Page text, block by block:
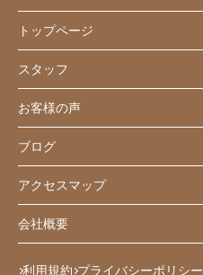
トップページ
スタッフ
お客様の声
ブログ
アクセスマップ
会社概要
利用規約 プライバシーポリシー